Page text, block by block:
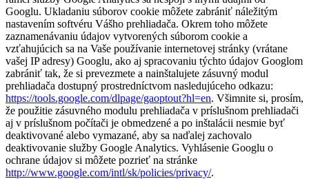
Googlu. Ukladaniu súborov cookie môžete zabrániť náležitým
nastavením softvéru Vášho prehliadača. Okrem toho môžete
zaznamenávaniu údajov vytvorených súborom cookie a
vzťahujúcich sa na Vaše používanie internetovej stránky (vrátane
vašej IP adresy) Googlu, ako aj spracovaniu týchto údajov Googlom
zabrániť tak, že si prevezmete a nainštalujete zásuvný modul
prehliadača dostupný prostredníctvom nasledujúceho odkazu:
https://tools.google.com/dlpage/gaoptout?hl=en. Všimnite si, prosím,
že použitie zásuvného modulu prehliadača v príslušnom prehliadači
aj v príslušnom počítači je obmedzené a po inštalácii nesmie byť
deaktivované alebo vymazané, aby sa naďalej zachovalo
deaktivovanie služby Google Analytics. Vyhlásenie Googlu o
ochrane údajov si môžete pozrieť na stránke
http://www.google.com/intl/sk/policies/privacy/.